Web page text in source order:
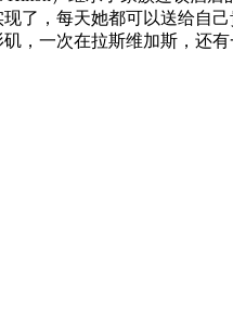
了，每天她都可以送给自
，一次在拉斯维加斯，还有